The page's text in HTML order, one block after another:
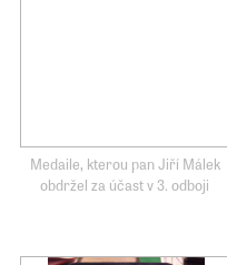
Medaile, kterou pan Jiří Málek
obdržel za účast v 3. odboji